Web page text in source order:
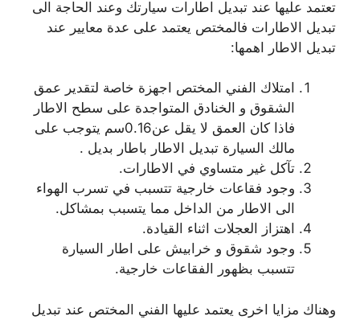
تعتمد عليها عند تبديل اطارات سيارتك وعند الحاجة الى
تبديل الاطارات فالمختص يعتمد على عدة معايير عند
تبديل الاطار اهمها:
امتلاك الفني المختص اجهزة خاصة لتقدير عمق
الشقوق و الخنادق المتواجدة على سطح الاطار
فاذا كان العمق لا يقل عن0.16سم يتوجب على
مالك السيارة تبديل الاطار باطار بديل .
تآكل غير متساوي في الاطارات.
وجود فقاعات خارجية تتسبب في تسرب الهواء
الى الاطار من الداخل مما يتسبب بمشاكل.
اهتزاز العجلات اثناء القيادة.
وجود شقوق و خرابيش على اطار السيارة
تتسبب بظهور الفقاعات خارجية.
وهناك مزايا اخرى يعتمد عليها الفني المختص عند تبديل